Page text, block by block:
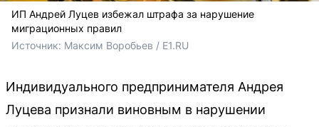
ИП Андрей Луцев избежал штрафа за нарушение
миграционных правил
Источник: Максим Воробьев / E1.RU
Индивидуального предпринимателя Андрея
Луцева признали виновным в нарушении